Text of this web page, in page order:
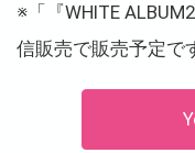
※「『WHITE
信販売で販売予定で